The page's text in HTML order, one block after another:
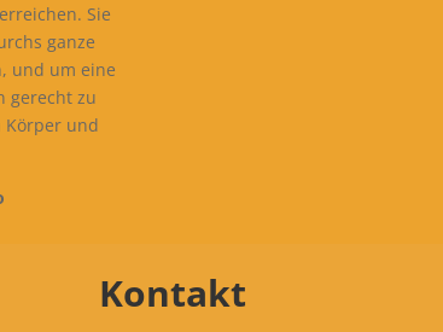
Sie
ganze
und um eine
gerecht zu
Körper und
Kontakt